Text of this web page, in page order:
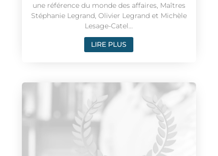
une référence du monde des affaires, Maîtres
Stéphanie Legrand, Olivier Legrand et Michèle
Lesage-Catel...
LIRE PLUS